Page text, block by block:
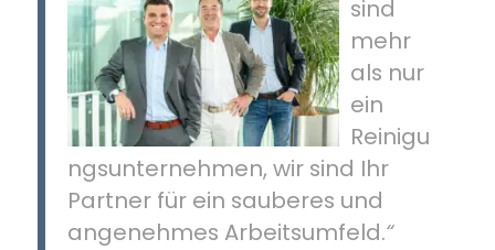
sind
mehr
als nur
ein
Reinigu
ngsunternehmen, wir sind Ihr
Partner für ein sauberes und
angenehmes Arbeitsumfeld.“